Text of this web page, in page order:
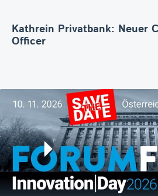
Kathrein Privatbank: Neuer
Officer